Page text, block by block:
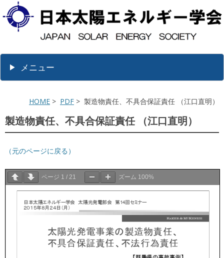
メニュー
HOME > PDF > 製造物責任、不具合保証責任 （江口直明）
製造物責任、不具合保証責任 （江口直明）
（元のページに戻る）
ページ 1 / 21 ズーム 100%